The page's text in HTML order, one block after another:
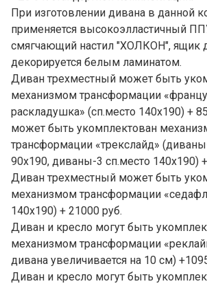
При изготовлении дивана в данной
применяется высокоэлластичный
смягчающий настил "ХОЛКОН", ящик
декорируется белым ламинатом.
Диван трехместный может быть
механизмом трансформации
раскладушка» (сп.место 140х190) +
может быть укомплектован
трансформации «трекслайд»
90х190, диваны-3 сп.место 140х190)
Диван трехместный может быть
механизмом трансформации
140х190) + 21000 руб.
Диван и кресло могут быть
механизмом трансформации
дивана увеличивается на 10 см)
Диван и кресло могут быть